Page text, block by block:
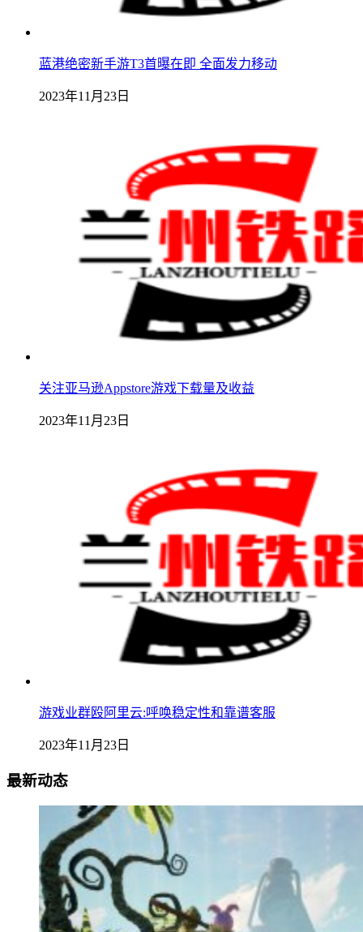
蓝港绝密新手游T3首曝在即 全面发力移动
2023年11月23日
关注亚马逊Appstore游戏下载量及收益
2023年11月23日
游戏业群殴阿里云:呼唤稳定性和靠谱客服
2023年11月23日
最新动态